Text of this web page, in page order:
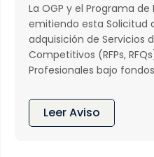
La OGP y el Programa
emitiendo esta Solicitud
adquisición de Servicios
Competitivos (RFPs,
Profesionales bajo
Leer Aviso